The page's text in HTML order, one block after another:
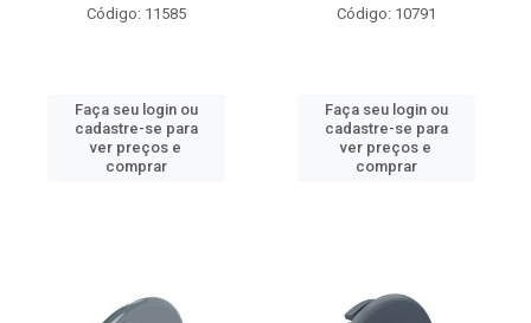
Código: 11585
Faça seu login ou
cadastre-se para
ver preços e
comprar
Código: 10791
Faça seu login ou
cadastre-se para
ver preços e
comprar